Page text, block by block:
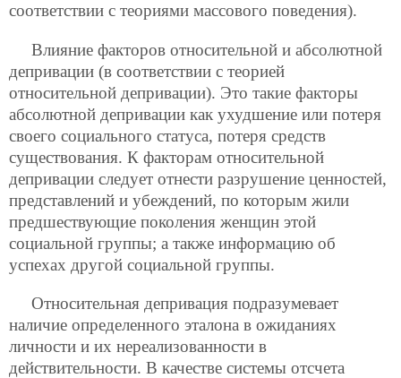
соответствии с теориями массового поведения).
Влияние факторов относительной и абсолютной
депривации (в соответствии с теорией
относительной депривации). Это такие факторы
абсолютной депривации как ухудшение или потеря
своего социального статуса, потеря средств
существования. К факторам относительной
депривации следует отнести разрушение ценностей,
представлений и убеждений, по которым жили
предшествующие поколения женщин этой
социальной группы; а также информацию об
успехах другой социальной группы.
Относительная депривация подразумевает
наличие определенного эталона в ожиданиях
личности и их нереализованности в
действительности. В качестве системы отсчета